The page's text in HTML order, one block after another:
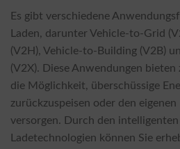
Es gibt verschiedene
Laden, darunter Vehicle-to-Grid
(V2H), Vehicle-to-Building (V2B)
(V2X). Diese Anwendungen
die Möglichkeit, überschüssige
zurückzuspeisen oder den
versorgen. Durch den intelligenten
Ladetechnologien können Sie